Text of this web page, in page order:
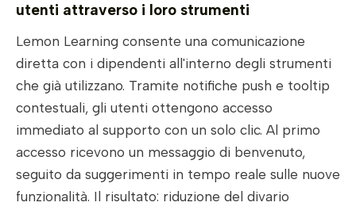
utenti attraverso i loro strumenti
Lemon Learning consente una comunicazione
diretta con i dipendenti all'interno degli strumenti
che già utilizzano. Tramite notifiche push e tooltip
contestuali, gli utenti ottengono accesso
immediato al supporto con un solo clic. Al primo
accesso ricevono un messaggio di benvenuto,
seguito da suggerimenti in tempo reale sulle nuove
funzionalità. Il risultato: riduzione del divario